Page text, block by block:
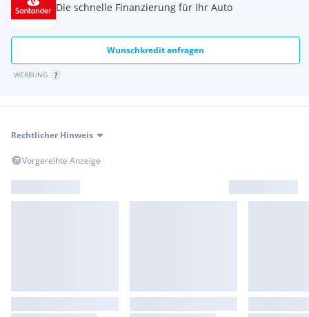
Die schnelle Finanzierung für Ihr Auto
Wunschkredit anfragen
WERBUNG
Rechtlicher Hinweis
Vorgereihte Anzeige